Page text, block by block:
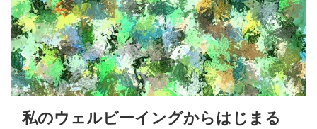
私のウェルビーイングからはじまる